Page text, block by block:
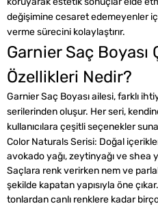
değişimine cesaret edemeyenler
verme sürecini kolaylaştırır.
Garnier Saç Boyası
Özellikleri Nedir?
Garnier Saç Boyası ailesi, farklı
serilerinden oluşur. Her seri,
kullanıcılara çeşitli seçenekler
Color Naturals Serisi: Doğal
avokado yağı, zeytinyağı ve shea
Saçlara renk verirken nem ve
şekilde kapatan yapısıyla öne
tonlardan canlı renklere kadar